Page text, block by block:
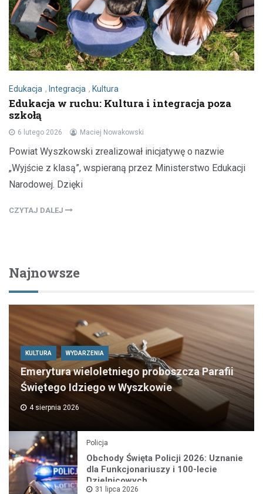
Edukacja , Integracja , Kultura
Edukacja w ruchu: Kultura i integracja poza
szkołą
6 lutego 2026 Maciej Nowakowski
Powiat Wyszkowski zrealizował inicjatywę o nazwie
„Wyjście z klasą”, wspieraną przez Ministerstwo Edukacji
Narodowej. Dzięki
CZYTAJ DALEJ
Najnowsze
KULTURA WYDARZENIA
Emerytura wieloletniego proboszcza Parafii
Świętego Idziego w Wyszkowie
4 sierpnia 2026
Policja
Obchody Święta Policji 2026: Uznanie
dla Funkcjonariuszy i 100-lecie
Dzielnicowych
31 lipca 2026